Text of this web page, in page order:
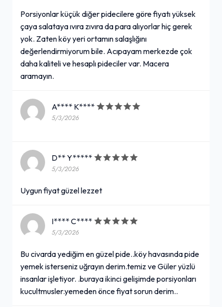
Porsiyonlar küçük diğer pidecilere göre fiyatı yüksek
çaya salataya ıvıra zıvıra da para alıyorlar hiç gerek
yok. Zaten köy yeri ortamın salaşlığını
değerlendirmiyorum bile. Acıpayam merkezde çok
daha kaliteli ve hesaplı pideciler var. Macera
aramayın.
A**** K****
5/3/2026
D** Y*****
5/3/2026
Uygun fiyat güzel lezzet
I**** C****
5/3/2026
Bu civarda yediğim en güzel pide..köy havasında pide
yemek isterseniz uğrayın derim.temiz ve Güler yüzlü
insanlar işletiyor. .buraya ikinci gelişimde porsiyonları
kucultmusler.yemeden önce fiyat sorun derim..